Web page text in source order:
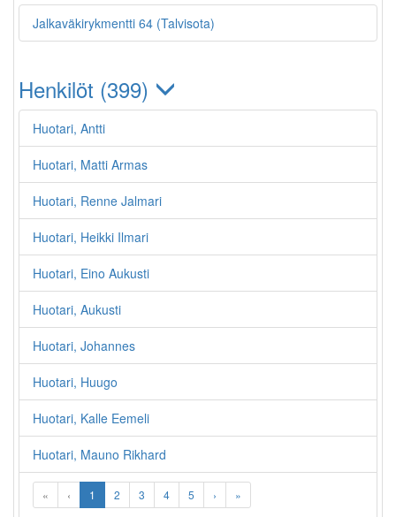
Jalkaväkirykmentti 64 (Talvisota)
Henkilöt (399)
Huotari, Antti
Huotari, Matti Armas
Huotari, Renne Jalmari
Huotari, Heikki Ilmari
Huotari, Eino Aukusti
Huotari, Aukusti
Huotari, Johannes
Huotari, Huugo
Huotari, Kalle Eemeli
Huotari, Mauno Rikhard
« ‹ 1 2 3 4 5 › »